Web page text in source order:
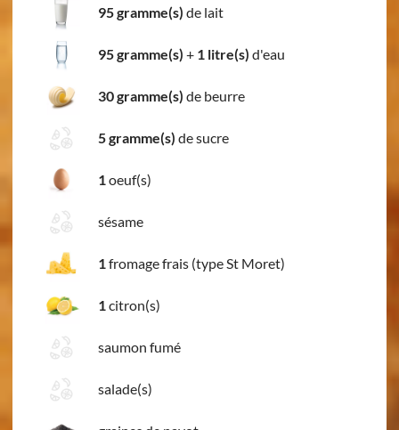
95 gramme(s) de lait
95 gramme(s) + 1 litre(s) d'eau
30 gramme(s) de beurre
5 gramme(s) de sucre
1oeuf(s)
sésame
1fromage frais (type St Moret)
1citron(s)
saumon fumé
salade(s)